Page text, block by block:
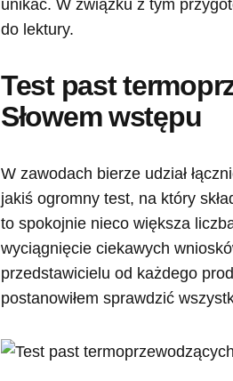
unikać. W związku z tym
do lektury.
Test past
Słowem wstępu
W zawodach bierze udział
jakiś ogromny test, na który
to spokojnie nieco większa
wyciągnięcie ciekawych
przedstawicielu od każdego
postanowiłem sprawdzić